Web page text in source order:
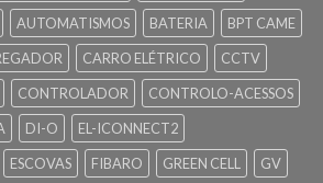
AUTOMATISMOS BATERIA
BPT CAME
CARRO ELÉTRICO
CCTV
CONTROLADOR
CONTROLO-ACESSOS
DI-O
EL-ICONNECT2
ESCOVAS FIBARO GREEN CELL
GV